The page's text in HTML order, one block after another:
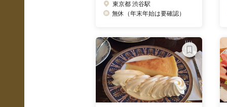
東京都 渋谷駅
無休（年末年始は要確認）